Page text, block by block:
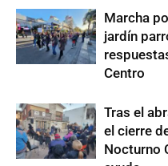
Marcha
jardín
Centro
Tras el
el cierre
Nocturno